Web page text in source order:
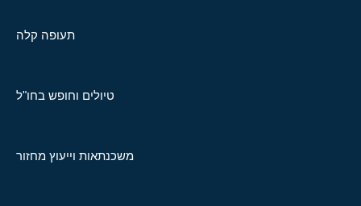
תעופה קלה
טיולים וחופש בחו"ל
משכנתאות וייעוץ מחזור